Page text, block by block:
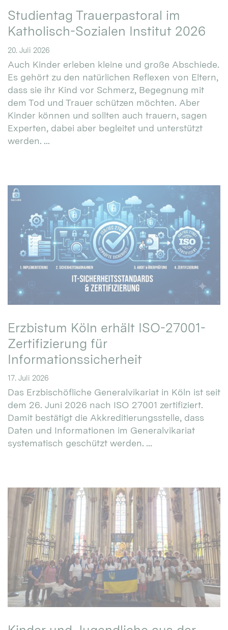
Studientag Trauerpastoral im
Katholisch-Sozialen Institut 2026
20. Juli 2026
Auch Kinder erleben kleine und große Abschiede.
Es gehört zu den natürlichen Reflexen von Eltern,
dass sie ihr Kind vor Schmerz, Begegnung mit
dem Tod und Trauer schützen möchten. Aber
Kinder können und sollten auch trauern, sagen
Experten, dabei aber begleitet und unterstützt
werden. ...
Erzbistum Köln erhält ISO-27001-
Zertifizierung für
Informationssicherheit
17. Juli 2026
Das Erzbischöfliche Generalvikariat in Köln ist seit
dem 26. Juni 2026 nach ISO 27001 zertifiziert.
Damit bestätigt die Akkreditierungsstelle, dass
Daten und Informationen im Generalvikariat
systematisch geschützt werden. ...